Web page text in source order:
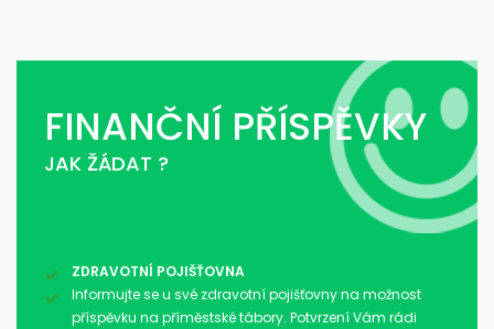
FINANČNÍ PŘÍSPĚVKY
JAK ŽÁDAT ?
ZDRAVOTNÍ POJIŠŤOVNA
Informujte se u své zdravotní pojišťovny na možnost
příspěvku na příměstské tábory. Potvrzení Vám rádi